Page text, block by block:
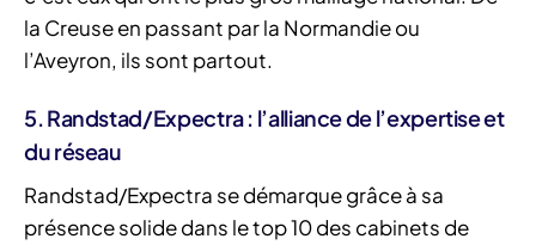
la Creuse en passant par la Normandie ou
l’Aveyron, ils sont partout.
5. Randstad/Expectra : l’alliance de l’expertise et
du réseau
Randstad/Expectra se démarque grâce à sa
présence solide dans le top 10 des cabinets de